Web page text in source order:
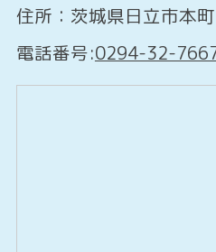
住所：茨城県日立市本
電話番号:0294-32-